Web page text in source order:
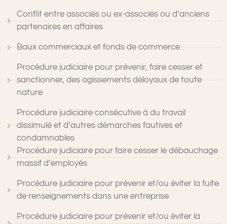
Conflit entre associés ou ex-associés ou d’anciens
partenaires en affaires
Baux commerciaux et fonds de commerce
Procédure judiciaire pour prévenir, faire cesser et
sanctionner, des agissements déloyaux de toute
nature
Procédure judiciaire consécutive à du travail
dissimulé et d’autres démarches fautives et
condamnables
Procédure judiciaire pour faire cesser le débauchage
massif d’employés
Procédure judiciaire pour prévenir et/ou éviter la fuite
de renseignements dans une entreprise
Procédure judiciaire pour prévenir et/ou éviter la